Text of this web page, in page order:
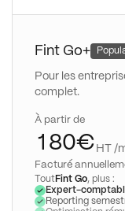
9
Fint Go+
Pour les
complet.
À partir de
0
1
2
3
3
4
6
7
8
9
0
1
2
€ HT /
Facturé
ToutFint Go, plus :
Expert-
Reporting